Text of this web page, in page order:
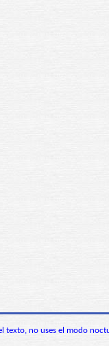
texto, no uses el modo